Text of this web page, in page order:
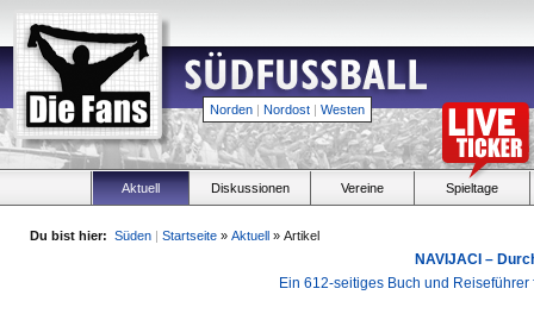
Norden | Nordost | Westen
Aktuell Diskussionen Vereine Spieltage
Du bist hier: Süden | Startseite » Aktuell » Artikel
NAVIJACI –
Ein 612-seitiges Buch und